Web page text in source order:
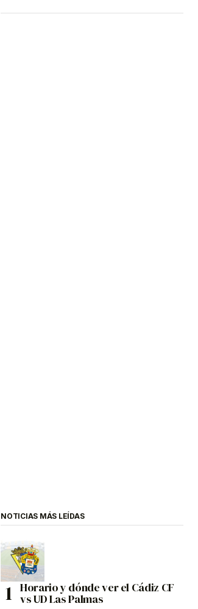
NOTICIAS MÁS LEÍDAS
Horario y dónde ver el Cádiz CF
vs UD Las Palmas